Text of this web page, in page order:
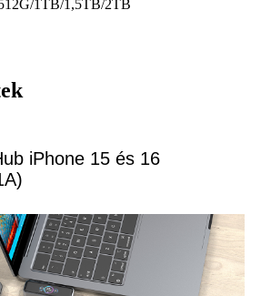
1TB/1,5TB/2TB
iPhone 15 és 16